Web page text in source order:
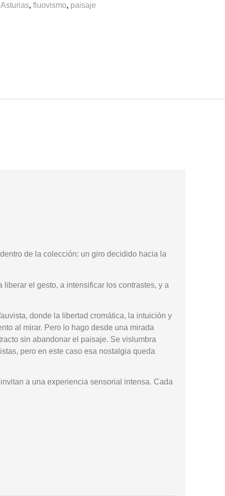
Asturias, fluovismo, paisaje
de la colección: un giro decidido hacia la
el gesto, a intensificar los contrastes, y a
donde la libertad cromática, la intuición y
al mirar. Pero lo hago desde una mirada
sin abandonar el paisaje. Se vislumbra
pero en este caso esa nostalgia queda
a una experiencia sensorial intensa. Cada